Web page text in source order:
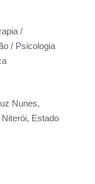
/
/ Psicologia
Nunes,
Niterói, Estado